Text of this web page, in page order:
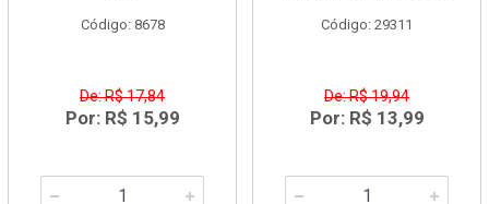
Código: 8678
De: R$ 17,84
Por: R$ 15,99
Código: 29311
De: R$ 19,94
Por: R$ 13,99